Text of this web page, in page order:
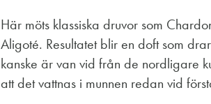
Här möts klassiska druvor som
Aligoté. Resultatet blir en doft som
kanske är van vid från de nordligare
att det vattnas i munnen redan vid